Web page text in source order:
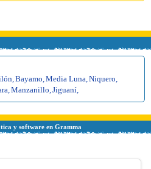
Bayamo Media Luna Niquero
Manzanillo Jiguaní
y software en Gramma